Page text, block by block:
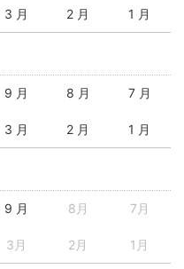
3 月 2 月 1 月
9 月 8 月 7 月
3 月 2 月 1 月
9 月 8月 7月
3月 2月 1月